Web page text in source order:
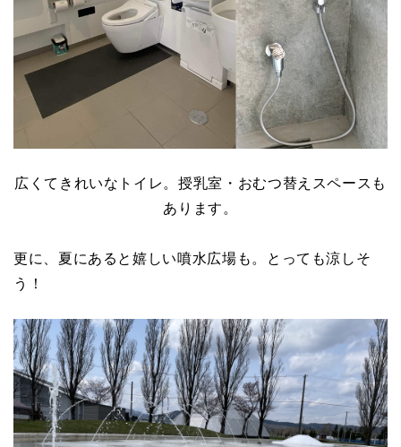
広くてきれいなトイレ。授乳室・おむつ替えスペースも
あります。
更に、夏にあると嬉しい噴水広場も。とっても涼しそ
う！